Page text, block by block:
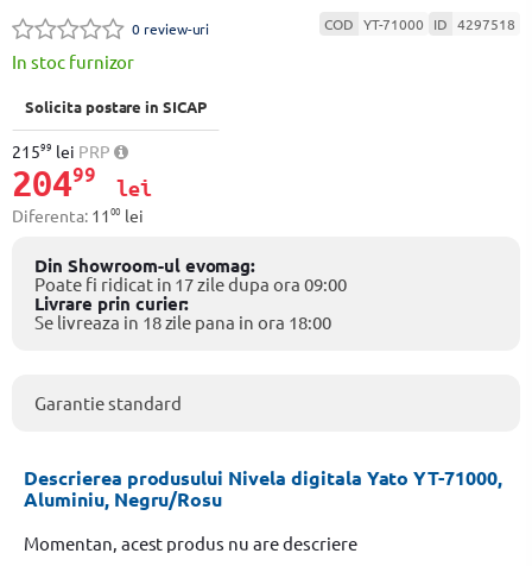
0 review-uri COD YT-71000 ID 4297518
In stoc furnizor
Solicita postare in SICAP
21599 lei PRP
20499
lei
Diferenta: 1100 lei
Din Showroom-ul evomag:
Poate fi ridicat in 17 zile dupa ora 09:00
Livrare prin curier:
Se livreaza in 18 zile pana in ora 18:00
Garantie standard
Descrierea produsului Nivela digitala Yato YT-71000,
Aluminiu, Negru/Rosu
Momentan, acest produs nu are descriere